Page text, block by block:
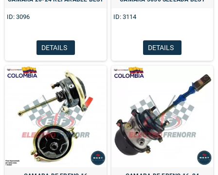
ID: 3096
DETAILS
ID: 3114
DETAILS